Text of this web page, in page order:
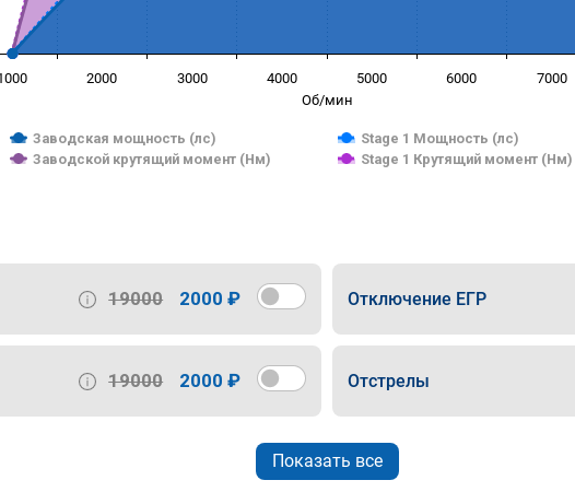
Об/мин
Заводская мощность (лс)
Stage 1 Мощность (лс)
Заводской крутящий момент (Нм)
Stage 1 Крутящий момент (Нм)
2000 3000 4000 5000 6000 7000
19000 2000 ₽ Отключение ЕГР
19000 2000 ₽ Отстрелы
Показать все